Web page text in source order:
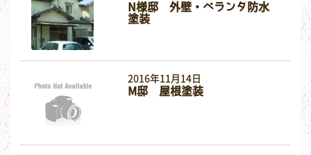
N様邸 外壁・ベランダ防水
塗装
2016年11月14日
M邸 屋根塗装